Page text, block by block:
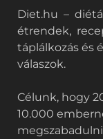
Diet.hu –
étrendek,
táplálkozás és
válaszok.
Célunk, hogy
10.000